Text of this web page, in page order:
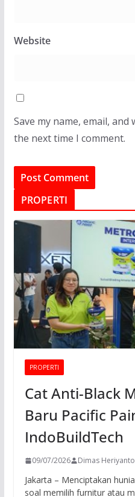
Website
Save my name, email,
the next time I comment.
PROPERTI
PROPERTI
Cat Anti-Black
Baru Pacific
IndoBuildTech
09/07/2026 Dimas Heriyanto
Jakarta – Menciptakan
soal memilih furnitur atau